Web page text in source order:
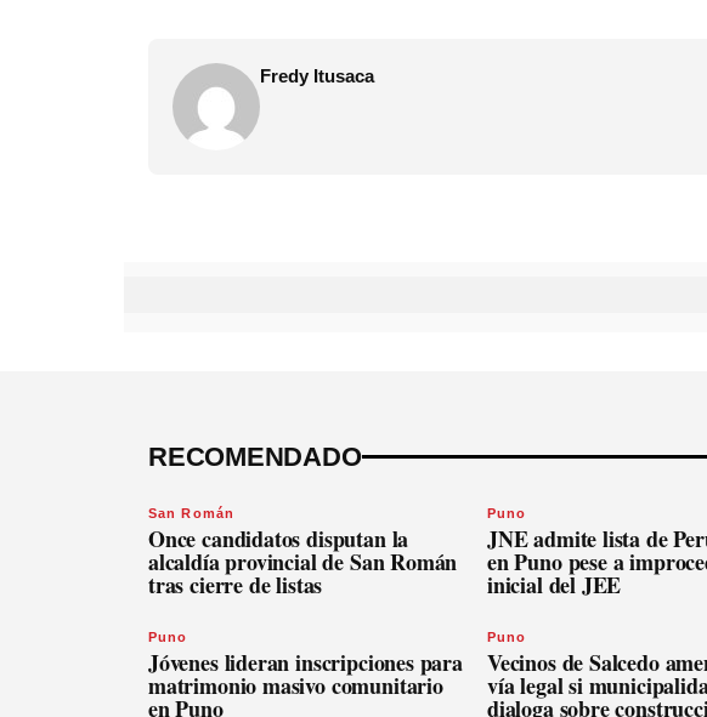
Fredy Itusaca
RECOMENDADO
San Román
Once candidatos disputan la
alcaldía provincial de San Román
tras cierre de listas
Puno
JNE admite lista de
en Puno pese a
inicial del JEE
Puno
Jóvenes lideran inscripciones para
matrimonio masivo comunitario
en Puno
Puno
Vecinos de Salcedo
vía legal si
dialoga sobre